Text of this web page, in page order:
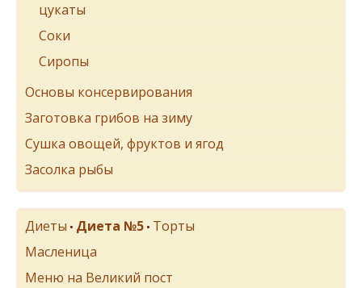
цукаты
Соки
Сиропы
Основы консервирования
Заготовка грибов на зиму
Сушка овощей, фруктов и ягод
Засолка рыбы
Диеты • Диета №5 • Торты
Масленица
Меню на Великий пост